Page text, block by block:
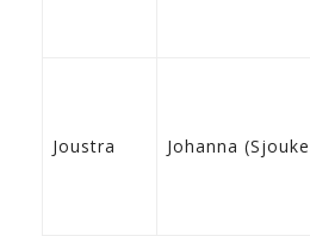
Joustra Johanna